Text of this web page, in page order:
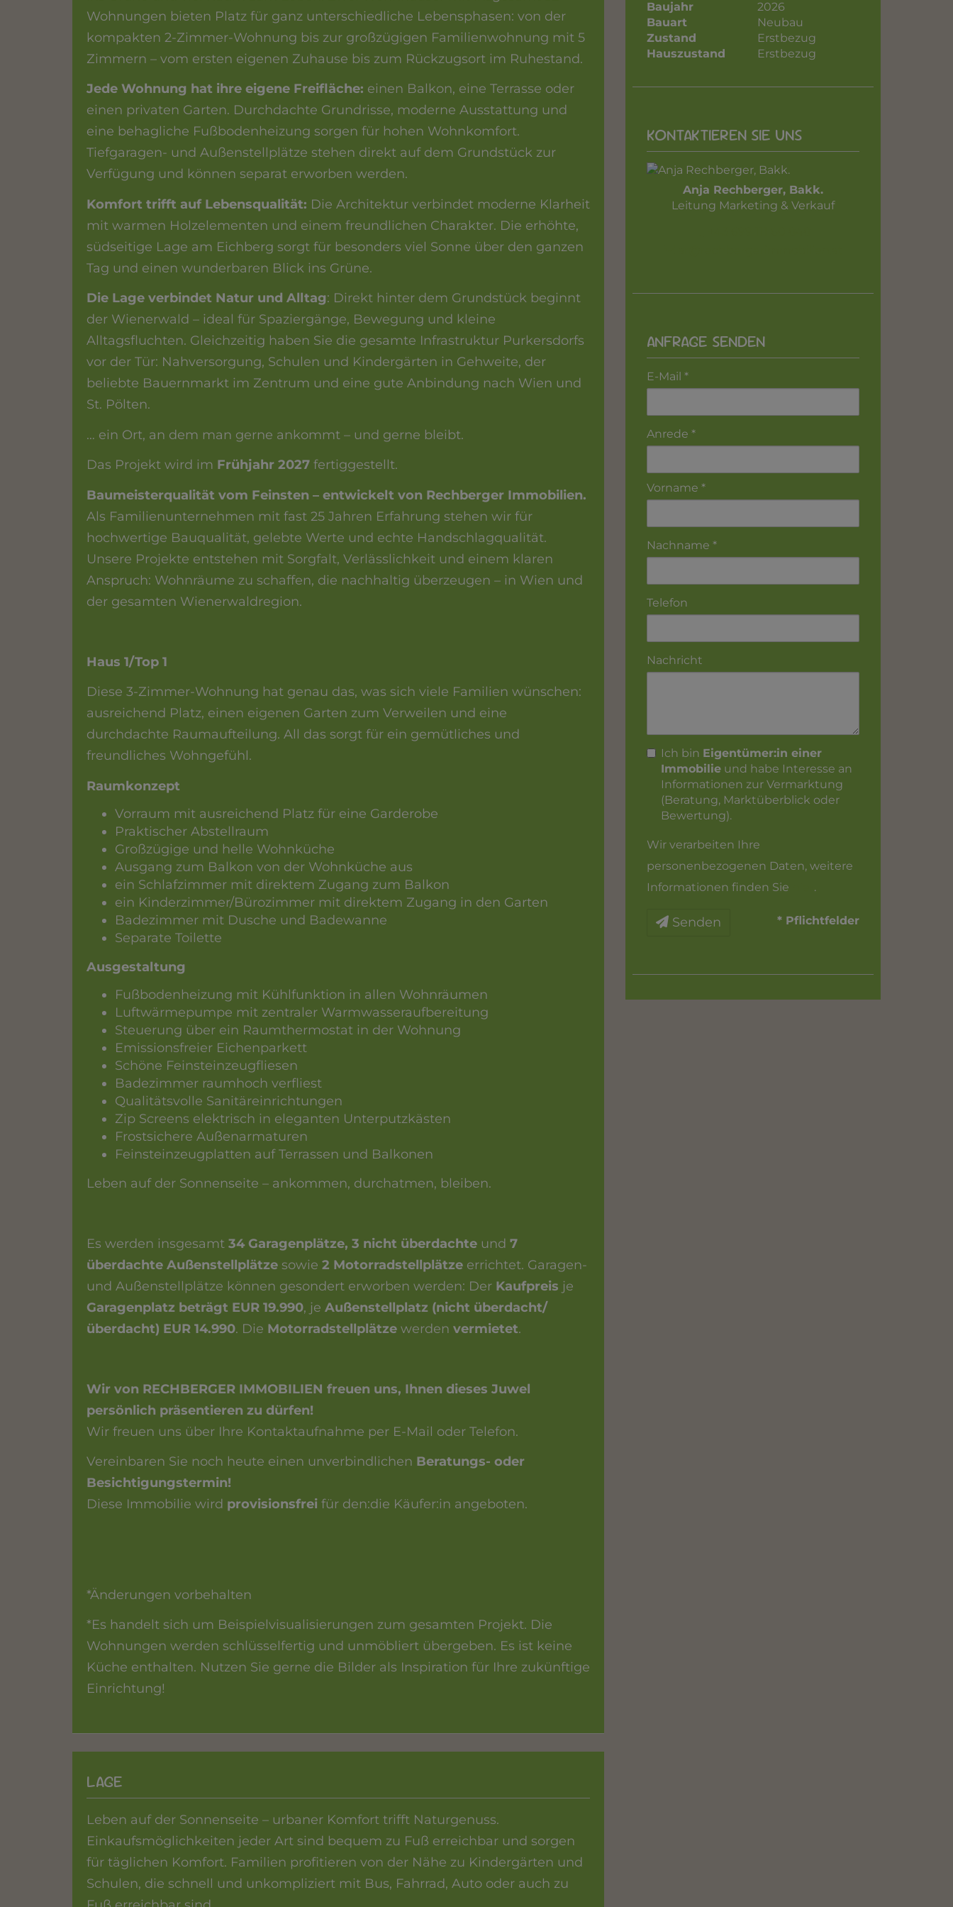
Wohnungen bieten Platz für ganz unterschiedliche Lebensphasen: von der
kompakten 2-Zimmer-Wohnung bis zur großzügigen Familienwohnung mit 5
Zimmern – vom ersten eigenen Zuhause bis zum Rückzugsort im Ruhestand.
Jede Wohnung hat ihre eigene Freifläche: einen Balkon, eine Terrasse oder
einen privaten Garten. Durchdachte Grundrisse, moderne Ausstattung und
eine behagliche Fußbodenheizung sorgen für hohen Wohnkomfort.
Tiefgaragen- und Außenstellplätze stehen direkt auf dem Grundstück zur
Verfügung und können separat erworben werden.
Komfort trifft auf Lebensqualität: Die Architektur verbindet moderne Klarheit
mit warmen Holzelementen und einem freundlichen Charakter. Die erhöhte,
südseitige Lage am Eichberg sorgt für besonders viel Sonne über den ganzen
Tag und einen wunderbaren Blick ins Grüne.
Die Lage verbindet Natur und Alltag: Direkt hinter dem Grundstück beginnt
der Wienerwald – ideal für Spaziergänge, Bewegung und kleine
Alltagsfluchten. Gleichzeitig haben Sie die gesamte Infrastruktur Purkersdorfs
vor der Tür: Nahversorgung, Schulen und Kindergärten in Gehweite, der
beliebte Bauernmarkt im Zentrum und eine gute Anbindung nach Wien und
St. Pölten.
… ein Ort, an dem man gerne ankommt – und gerne bleibt.
Das Projekt wird im Frühjahr 2027 fertiggestellt.
Baumeisterqualität vom Feinsten – entwickelt von Rechberger Immobilien.
Als Familienunternehmen mit fast 25 Jahren Erfahrung stehen wir für
hochwertige Bauqualität, gelebte Werte und echte Handschlagqualität.
Unsere Projekte entstehen mit Sorgfalt, Verlässlichkeit und einem klaren
Anspruch: Wohnräume zu schaffen, die nachhaltig überzeugen – in Wien und
der gesamten Wienerwaldregion.
Haus 1/Top 1
Diese 3-Zimmer-Wohnung hat genau das, was sich viele Familien wünschen:
ausreichend Platz, einen eigenen Garten zum Verweilen und eine
durchdachte Raumaufteilung. All das sorgt für ein gemütliches und
freundliches Wohngefühl.
Raumkonzept
Vorraum mit ausreichend Platz für eine Garderobe
Praktischer Abstellraum
Großzügige und helle Wohnküche
Ausgang zum Balkon von der Wohnküche aus
ein Schlafzimmer mit direktem Zugang zum Balkon
ein Kinderzimmer/Bürozimmer mit direktem Zugang in den Garten
Badezimmer mit Dusche und Badewanne
Separate Toilette
Ausgestaltung
Fußbodenheizung mit Kühlfunktion in allen Wohnräumen
Luftwärmepumpe mit zentraler Warmwasseraufbereitung
Steuerung über ein Raumthermostat in der Wohnung
Emissionsfreier Eichenparkett
Schöne Feinsteinzeugfliesen
Badezimmer raumhoch verfliest
Qualitätsvolle Sanitäreinrichtungen
Zip Screens elektrisch in eleganten Unterputzkästen
Frostsichere Außenarmaturen
Feinsteinzeugplatten auf Terrassen und Balkonen
Leben auf der Sonnenseite – ankommen, durchatmen, bleiben.
Es werden insgesamt 34 Garagenplätze, 3 nicht überdachte und 7
überdachte Außenstellplätze sowie 2 Motorradstellplätze errichtet. Garagen-
und Außenstellplätze können gesondert erworben werden: Der Kaufpreis je
Garagenplatz beträgt EUR 19.990, je Außenstellplatz (nicht überdacht/
überdacht) EUR 14.990. Die Motorradstellplätze werden vermietet.
Wir von RECHBERGER IMMOBILIEN freuen uns, Ihnen dieses Juwel
persönlich präsentieren zu dürfen!
Wir freuen uns über Ihre Kontaktaufnahme per E-Mail oder Telefon.
Vereinbaren Sie noch heute einen unverbindlichen Beratungs- oder
Besichtigungstermin!
Diese Immobilie wird provisionsfrei für den:die Käufer:in angeboten.
*Änderungen vorbehalten
*Es handelt sich um Beispielvisualisierungen zum gesamten Projekt. Die
Wohnungen werden schlüsselfertig und unmöbliert übergeben. Es ist keine
Küche enthalten. Nutzen Sie gerne die Bilder als Inspiration für Ihre zukünftige
Einrichtung!
LAGE
Leben auf der Sonnenseite – urbaner Komfort trifft Naturgenuss.
Einkaufsmöglichkeiten jeder Art sind bequem zu Fuß erreichbar und sorgen
für täglichen Komfort. Familien profitieren von der Nähe zu Kindergärten und
Schulen, die schnell und unkompliziert mit Bus, Fahrrad, Auto oder auch zu
Baujahr
2026
Bauart
Neubau
Zustand
Erstbezug
Hauszustand
Erstbezug
KONTAKTIEREN SIE UNS
Anja Rechberger, Bakk.
Leitung Marketing & Verkauf
ANFRAGE SENDEN
E-Mail
Anrede
Vorname
Nachname
Telefon
Nachricht
Ich bin Eigentümer:in einer
Immobilie und habe Interesse an
Informationen zur Vermarktung
(Beratung, Marktüberblick oder
Bewertung).
Wir verarbeiten Ihre
personenbezogenen Daten, weitere
Informationen finden Sie
.
Senden * Pflichtfelder